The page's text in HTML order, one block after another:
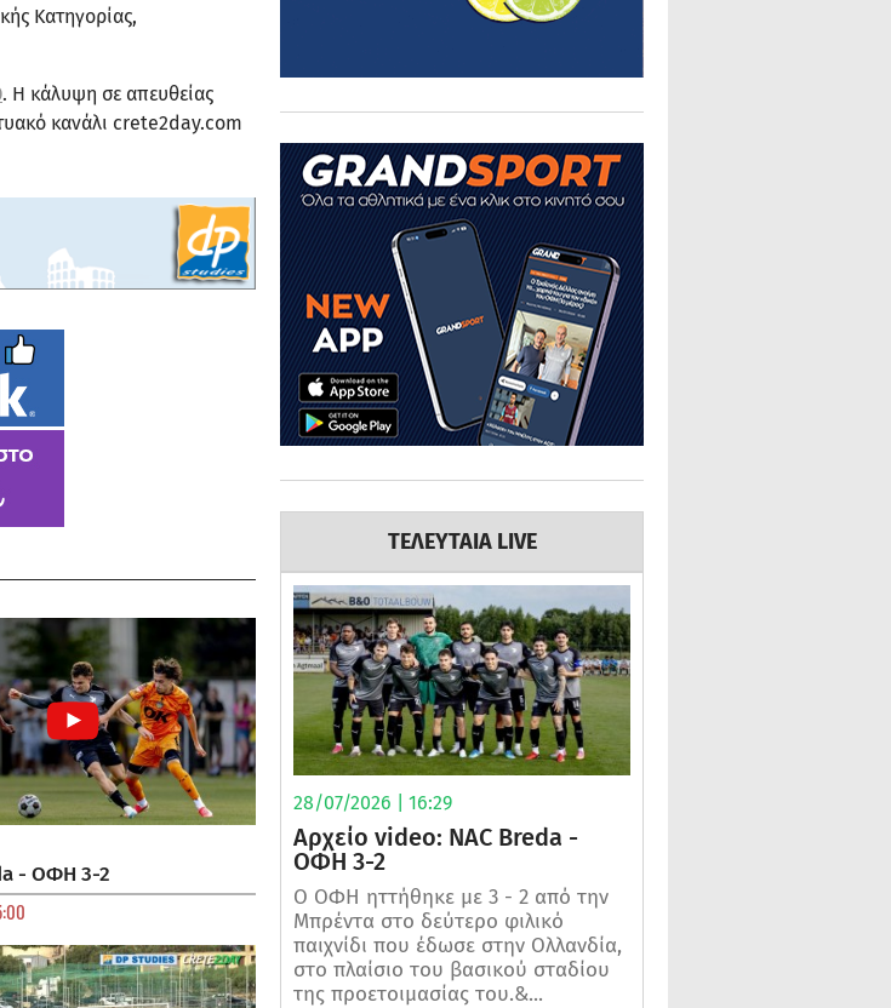
Κατηγορίας,
. Η κάλυψη σε απευθείας
κανάλι crete2day.com
- ΟΦΗ 3-2
ΤΕΛΕΥΤΑΙΑ LIVE
28/07/2026 | 16:29
Αρχείο video: NAC Breda -
ΟΦΗ 3-2
Ο ΟΦΗ ηττήθηκε με 3 - 2 από την
Μπρέντα στο δεύτερο φιλικό
παιχνίδι που έδωσε στην Ολλανδία,
στο πλαίσιο του βασικού σταδίου
της προετοιμασίας του.&...